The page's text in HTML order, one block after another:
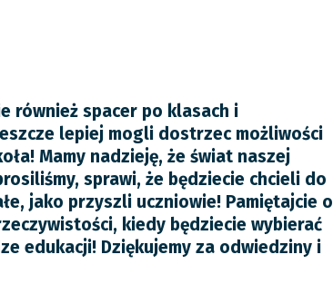
również spacer po klasach i
lepiej mogli dostrzec możliwości
Mamy nadzieję, że świat naszej
sprawi, że będziecie chcieli do
jako przyszli uczniowie! Pamiętajcie o
kiedy będziecie wybierać
edukacji! Dziękujemy za odwiedziny i